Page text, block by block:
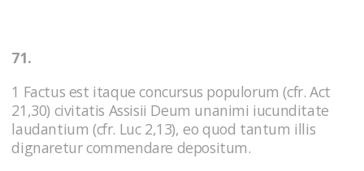
71.
1 Factus est itaque concursus populorum (cfr. Act
21,30) civitatis Assisii Deum unanimi iucunditate
laudantium (cfr. Luc 2,13), eo quod tantum illis
dignaretur commendare depositum.